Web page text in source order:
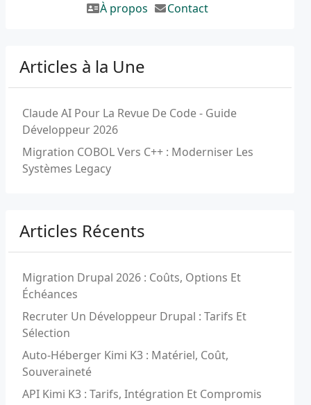
À propos
Contact
Articles à la Une
Claude AI Pour La Revue De Code - Guide
Développeur 2026
Migration COBOL Vers C++ : Moderniser Les
Systèmes Legacy
Articles Récents
Migration Drupal 2026 : Coûts, Options Et
Échéances
Recruter Un Développeur Drupal : Tarifs Et
Sélection
Auto-Héberger Kimi K3 : Matériel, Coût,
Souveraineté
API Kimi K3 : Tarifs, Intégration Et Compromis